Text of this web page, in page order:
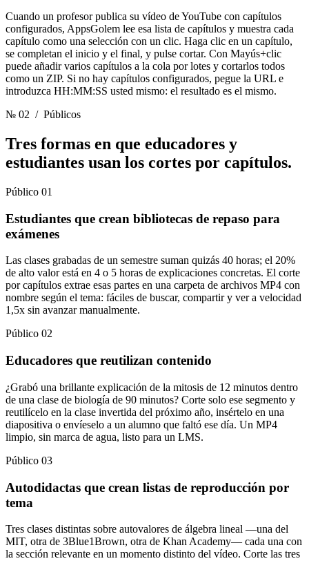
Cuando un profesor publica su vídeo de YouTube con capítulos
configurados, AppsGolem lee esa lista de capítulos y muestra cada
capítulo como una selección con un clic. Haga clic en un capítulo,
se completan el inicio y el final, y pulse cortar. Con Mayús+clic
puede añadir varios capítulos a la cola por lotes y cortarlos todos
como un ZIP. Si no hay capítulos configurados, pegue la URL e
introduzca HH:MM:SS usted mismo: el resultado es el mismo.
№ 02 / Públicos
Tres formas en que educadores y
estudiantes usan los cortes por capítulos.
Público 01
Estudiantes que crean bibliotecas de repaso para
exámenes
Las clases grabadas de un semestre suman quizás 40 horas; el 20%
de alto valor está en 4 o 5 horas de explicaciones concretas. El corte
por capítulos extrae esas partes en una carpeta de archivos MP4 con
nombre según el tema: fáciles de buscar, compartir y ver a velocidad
1,5x sin avanzar manualmente.
Público 02
Educadores que reutilizan contenido
¿Grabó una brillante explicación de la mitosis de 12 minutos dentro
de una clase de biología de 90 minutos? Corte solo ese segmento y
reutilícelo en la clase invertida del próximo año, insértelo en una
diapositiva o envíeselo a un alumno que faltó ese día. Un MP4
limpio, sin marca de agua, listo para un LMS.
Público 03
Autodidactas que crean listas de reproducción por
tema
Tres clases distintas sobre autovalores de álgebra lineal —una del
MIT, otra de 3Blue1Brown, otra de Khan Academy— cada una con
la sección relevante en un momento distinto del vídeo. Corte las tres